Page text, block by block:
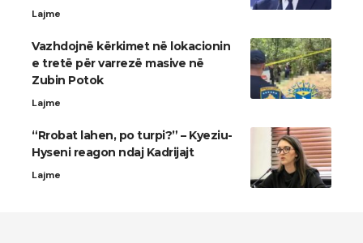
Lajme
Vazhdojnë kërkimet në lokacionin
e tretë për varrezë masive në
Zubin Potok
Lajme
“Rrobat lahen, po turpi?” – Kyeziu-
Hyseni reagon ndaj Kadrijajt
Lajme